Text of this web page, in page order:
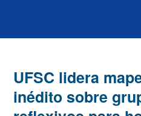
UFSC lidera
inédito sobre